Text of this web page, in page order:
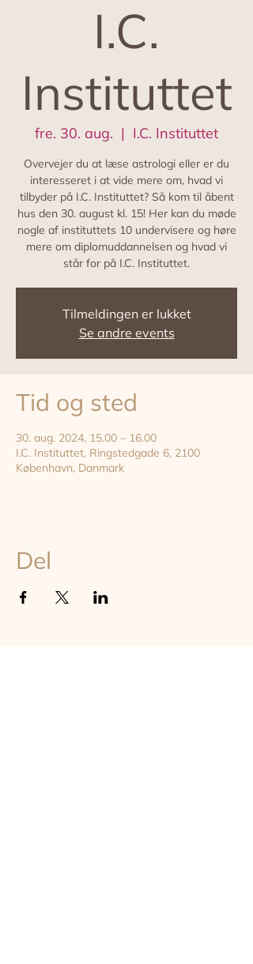
I.C.
Instituttet
fre. 30. aug.
  |
I.C. Instituttet
Overvejer du at læse astrologi eller er du
interesseret i at vide mere om, hvad vi
tilbyder på I.C. Instituttet? Så kom til åbent
hus den 30. august kl. 15! Her kan du møde
nogle af instituttets 10 undervisere og høre
mere om diplomuddannelsen og hvad vi
står for på I.C. Instituttet.
Tilmeldingen er lukket
Se andre events
Tid og sted
30. aug. 2024, 15.00 – 16.00
I.C. Instituttet, Ringstedgade 6, 2100
København, Danmark
Del